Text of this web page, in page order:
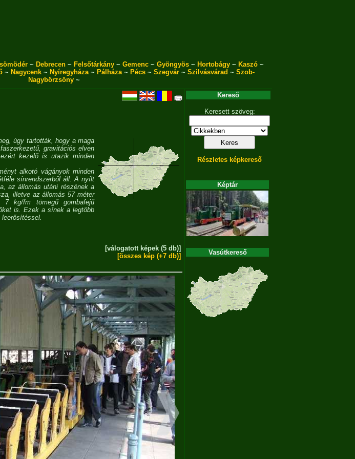
~ Debrecen ~ Felsőtárkány ~ Gemenc ~ Gyöngyös ~ Hortobágy ~ Kaszó ~
~ Nagycenk~ Nyíregyháza~ Pálháza~ Pécs~ Szegvár~ Szilvásvárad ~ Szob-
Nagybörzsöny ~
úgy tartották, hogy a maga
gravitációs elven
kezelő is utazik minden
alkotó vágányok minden
sínrendszerből áll. A nyílt
az állomás utáni részének a
illetve az állomás 57 méter
7 kg/fm tömegű gombafejű
is. Ezek a sínek a legtöbb
[válogatott képek (5 db)]
[összes kép (+7 db)]
Kereső
Keresett szöveg:
Részletes képkereső
Képtár
Vasútkereső